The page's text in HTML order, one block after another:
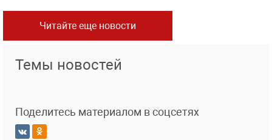
Читайте еще новости
Темы новостей
Поделитесь материалом в соцсетях